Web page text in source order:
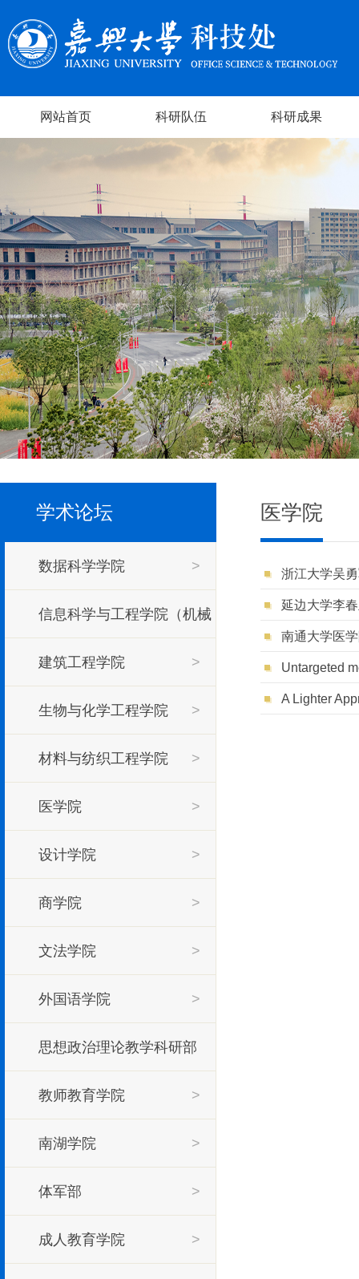
网站首页 科研队伍 科研成果
学术论坛
数据科学学院 >
信息科学与工程学院（机械
工程学院） >
建筑工程学院 >
生物与化学工程学院 >
材料与纺织工程学院 >
医学院 >
设计学院 >
商学院 >
文法学院 >
外国语学院 >
思想政治理论教学科研部
>
教师教育学院 >
南湖学院 >
体军部 >
成人教育学院 >
医学院
浙江大学吴
延边大学李
南通大学医
Untargeted
A Lighter